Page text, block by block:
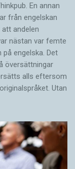
En annan
från engelskan
andelen
nästan var femte
engelska. Det
översättningar
alls eftersom
Utan